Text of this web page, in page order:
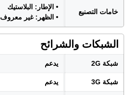
خامات التصنيع
• الإطار: البلاستيك
• الظهر: غير معروف
الشبكات والشرائح
شبكة 2G يدعم
شبكة 3G يدعم